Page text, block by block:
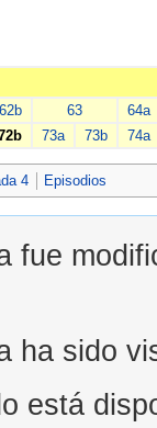
62b 63
64a
73a 73b 74a
4 Episodios
fue
ha sido
está